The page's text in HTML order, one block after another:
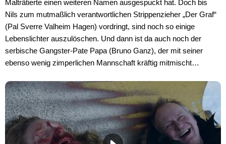
Malträtierte einen weiteren Namen ausgespuckt hat. Doch bis
Nils zum mutmaßlich verantwortlichen Strippenzieher „Der Graf“
(Pal Sverre Valheim Hagen) vordringt, sind noch so einige
Lebenslichter auszulöschen. Und dann ist da auch noch der
serbische Gangster-Pate Papa (Bruno Ganz), der mit seiner
ebenso wenig zimperlichen Mannschaft kräftig mitmischt…